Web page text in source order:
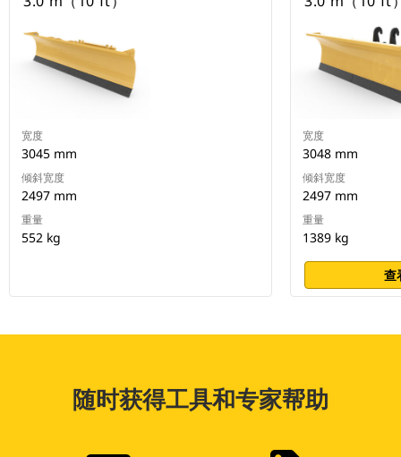
宽度
3045 mm
倾斜宽度
2497 mm
重量
552 kg
宽度
3048 mm
倾斜宽度
2497 mm
重量
1389 kg
查
随时获得工具和专家帮助